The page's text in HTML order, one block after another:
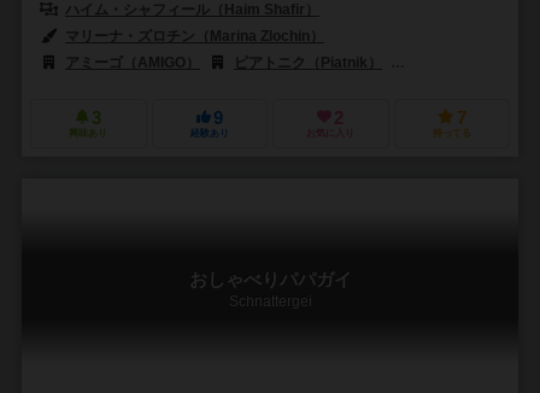
ハイム・シャフィール（Haim Shafir）
マリーナ・ズロチン（Marina Zlochin）
アミーゴ（AMIGO）
ピアトニク（Piatnik）
3
興味あり
9
経験あり
2
お気に入り
7
持ってる
おしゃべりパパガイ
Schnattergei